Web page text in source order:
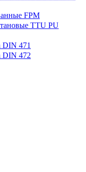
FPM
TTU PU
DIN 471
DIN 472